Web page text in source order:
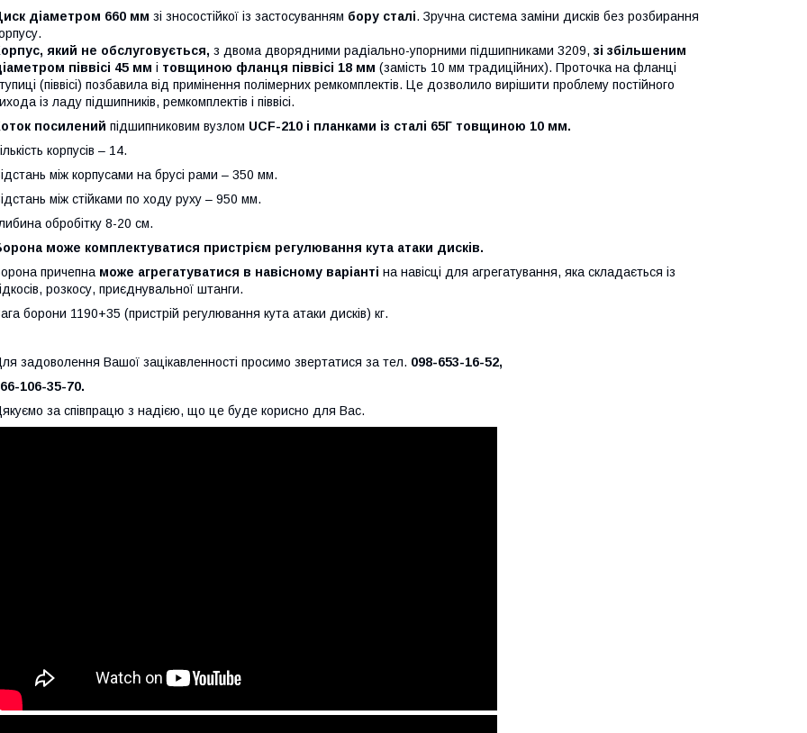
діаметром 660 мм зі зносостійкої із застосуванням бору сталі. Зручна система заміни дисків без розбирання
який не обслуговується, з двома дворядними радіально-упорними підшипниками 3209, зі збільшеним
піввісі 45 мм і товщиною фланця піввісі 18 мм (замість 10 мм традиційних). Проточка на фланці
(піввісі) позбавила від примінення полімерних ремкомплектів. Це дозволило вирішити проблему постійного
із ладу підшипників, ремкомплектів і піввісі.
посилений підшипниковим вузлом UСF-210 і планками із сталі 65Г товщиною 10 мм.
корпусів – 14.
між корпусами на брусі рами – 350 мм.
між стійками по ходу руху – 950 мм.
обробітку 8-20 см.
може комплектуватися пристрієм регулювання кута атаки дисків.
причепна може агрегатуватися в навісному варіанті на навісці для агрегатування, яка складається із
розкосу, приєднувальної штанги.
борони 1190+35 (пристрій регулювання кута атаки дисків) кг.
задоволення Вашої зацікавленності просимо звертатися за тел. 098-653-16-52,
106-35-70.
за співпрацю з надією, що це буде корисно для Вас.